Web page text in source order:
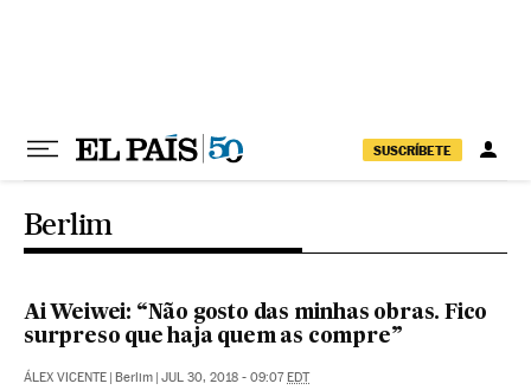
SUSCRÍBETE
Berlim
Ai Weiwei: “Não gosto das minhas obras. Fico
surpreso que haja quem as compre”
ÁLEX VICENTE | Berlim | JUL 30, 2018 - 09:07EDT